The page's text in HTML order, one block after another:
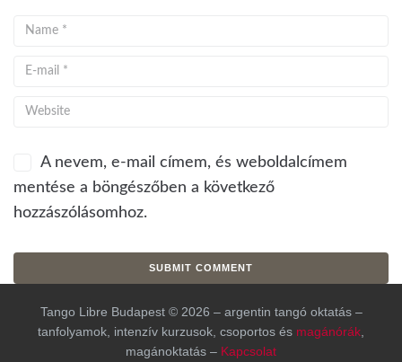
A nevem, e-mail címem, és weboldalcímem
mentése a böngészőben a következő
hozzászólásomhoz.
Tango Libre Budapest © 2026 – argentin tangó oktatás –
tanfolyamok, intenzív kurzusok, csoportos és magánórák
magánoktatás – Kapcsolat